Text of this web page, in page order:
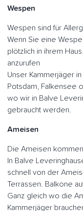
Wespen
Wespen sind für
Wenn Sie eine
plötzlich in ihrem
anzurufen
Unser Kammerjäger
Potsdam, Falkensee
wo wir in Balve
gebraucht werden.
Ameisen
Die Ameisen kommen
In Balve
schnell von der
Terrassen. Balkone
Ganz gleich wo die
Kammerjäger